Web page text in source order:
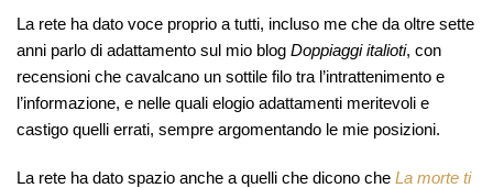
La rete ha dato voce proprio a tutti, incluso me che da oltre sette
anni parlo di adattamento sul mio blog Doppiaggi italioti, con
recensioni che cavalcano un sottile filo tra l’intrattenimento e
l’informazione, e nelle quali elogio adattamenti meritevoli e
castigo quelli errati, sempre argomentando le mie posizioni.
La rete ha dato spazio anche a quelli che dicono che La morte ti